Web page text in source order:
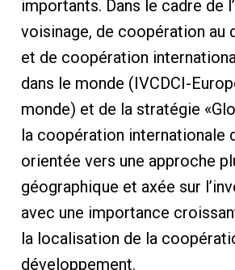
importants. Dans le cadre de
voisinage, de coopération au
et de coopération
dans le monde (IVCDCI-
monde) et de la stratégie
la coopération internationale
orientée vers une approche
géographique et axée sur
avec une importance
la localisation de la
développement.